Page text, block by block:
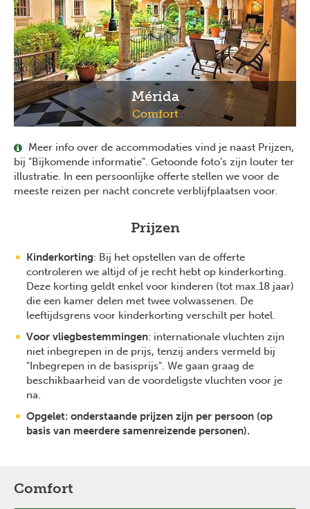
Mérida
Comfort
Meer info over de accommodaties vind je naast Prijzen,
bij "Bijkomende informatie". Getoonde foto’s zijn louter ter
illustratie. In een persoonlijke offerte stellen we voor de
meeste reizen per nacht concrete verblijfplaatsen voor.
Prijzen
Kinderkorting: Bij het opstellen van de offerte
controleren we altijd of je recht hebt op kinderkorting.
Deze korting geldt enkel voor kinderen (tot max.18 jaar)
die een kamer delen met twee volwassenen. De
leeftijdsgrens voor kinderkorting verschilt per hotel.
Voor vliegbestemmingen: internationale vluchten zijn
niet inbegrepen in de prijs, tenzij anders vermeld bij
"Inbegrepen in de basisprijs". We gaan graag de
beschikbaarheid van de voordeligste vluchten voor je
na.
Opgelet: onderstaande prijzen zijn per persoon (op
basis van meerdere samenreizende personen).
Comfort